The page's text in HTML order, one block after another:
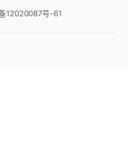
12020087号-61